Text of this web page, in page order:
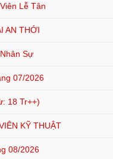
Lễ Tân
AN THỚI
Sự
07/2026
18 Tr++)
KỸ THUẬT
08/2026